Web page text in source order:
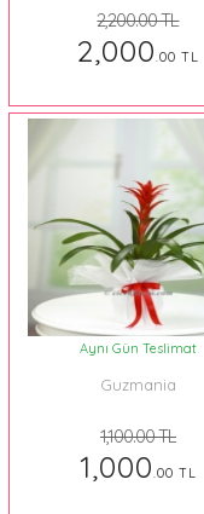
2,200.00 TL
2,000.00 TL
Aynı Gün Teslimat
Guzmania
1,100.00 TL
1,000.00 TL